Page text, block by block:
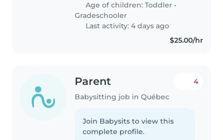
Age of children:Toddler •
Gradeschooler
Last activity: 4 days ago
$25.00/hr
Parent
Babysitting job in Québec
4
Join Babysits to view this
complete profile.